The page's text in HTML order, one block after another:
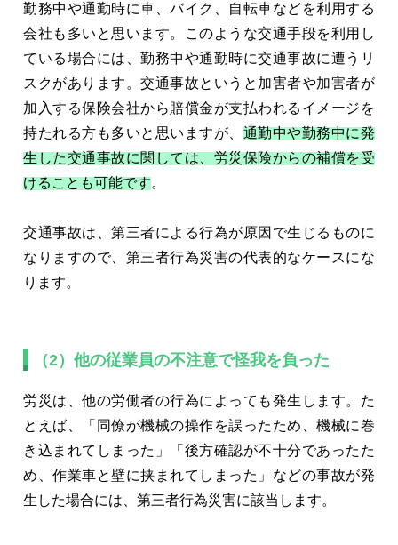
勤務中や通勤時に車、バイク、自転車などを利用する
会社も多いと思います。このような交通手段を利用し
ている場合には、勤務中や通勤時に交通事故に遭うリ
スクがあります。交通事故というと加害者や加害者が
加入する保険会社から賠償金が支払われるイメージを
持たれる方も多いと思いますが、 通勤中や勤務中に発
生した交通事故に関しては、労災保険からの補償を受
けることも可能です。
交通事故は、第三者による行為が原因で生じるものに
なりますので、第三者行為災害の代表的なケースにな
ります。
（2）他の従業員の不注意で怪我を負った
労災は、他の労働者の行為によっても発生します。た
とえば、「同僚が機械の操作を誤ったため、機械に巻
き込まれてしまった」「後方確認が不十分であったた
め、作業車と壁に挟まれてしまった」などの事故が発
生した場合には、第三者行為災害に該当します。